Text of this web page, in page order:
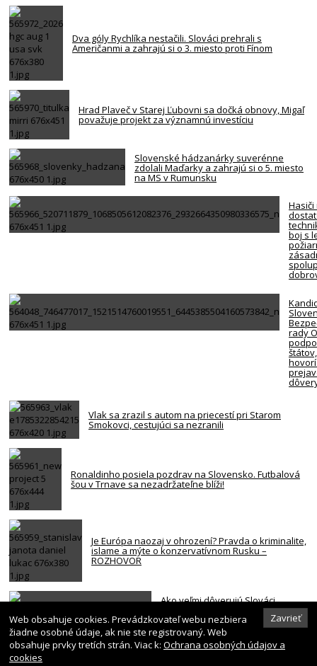
Dva góly Rychlíka nestačili. Slováci prehrali s
Američanmi a zahrajú si o 3. miesto proti Fínom
Hrad Plaveč v Starej Ľubovni sa dočká obnovy, Migaľ
považuje projekt za významnú investíciu
Slovenské hádzanárky suverénne
zdolali Maďarky a zahrajú si o 5. miesto
na MS v Rumunsku
Hasiči
boj s
rady
Vlak sa zrazil s autom na priecestí pri Starom
Smokovci, cestujúci sa nezranili
Ronaldinho posiela pozdrav na Slovensko. Futbalová
šou v Trnave sa nezadržateľne blíži!
Je Európa naozaj v ohrození? Pravda o kriminalite,
islame a mýte o konzervatívnom Rusku –
ROZHOVOR
Ako veľmi dôverujú Slováci
štátnym inštitúciám? Najhoršie
dopadla vláda a parlamentZavrieť
Web obsahuje cookies. Prevádzkovateľ webu nezbiera
žiadne osobné údaje, ak nie ste registrovaný. Web
obsahuje prvky tretích strán. Viac k: Ochrana osobných údajov a
cookies